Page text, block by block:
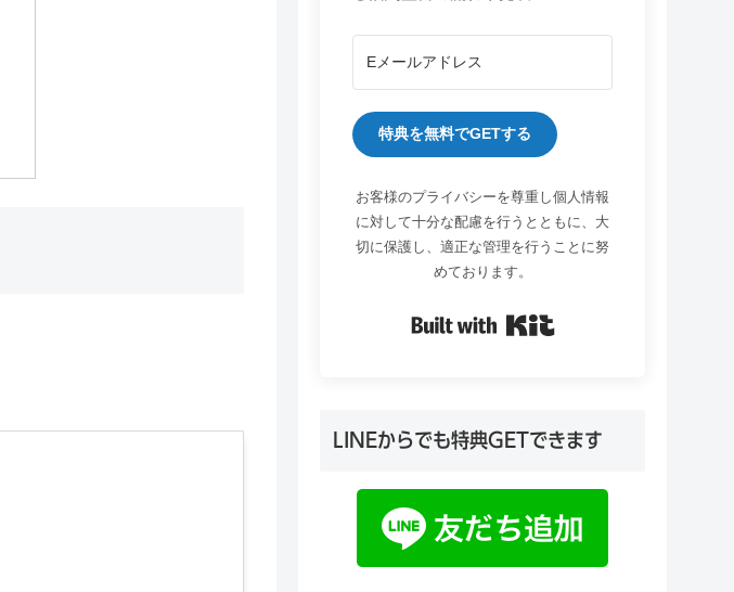
特典を無料でGETする
お客様のプライバシーを尊重し個人情報
に対して十分な配慮を行うとともに、大
切に保護し、適正な管理を行うことに努
めております。
LINEからでも特典GETできます